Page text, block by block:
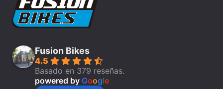
Fusion Bikes
4.5
Basado en 379 reseñas.
powered by Google